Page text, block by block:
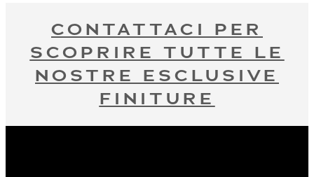
CONTATTACI PER
SCOPRIRE TUTTE LE
NOSTRE ESCLUSIVE
FINITURE